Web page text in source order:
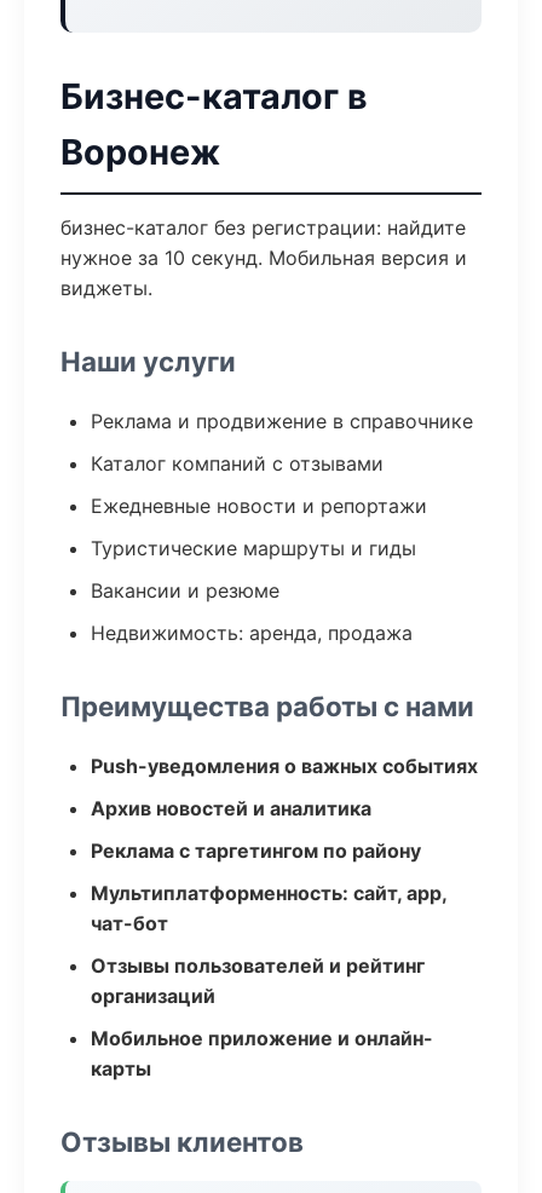
Бизнес-каталог в
Воронеж
бизнес-каталог без регистрации: найдите
нужное за 10 секунд. Мобильная версия и
виджеты.
Наши услуги
Реклама и продвижение в справочнике
Каталог компаний с отзывами
Ежедневные новости и репортажи
Туристические маршруты и гиды
Вакансии и резюме
Недвижимость: аренда, продажа
Преимущества работы с нами
Push-уведомления о важных событиях
Архив новостей и аналитика
Реклама с таргетингом по району
Мультиплатформенность: сайт, app,
чат-бот
Отзывы пользователей и рейтинг
организаций
Мобильное приложение и онлайн-
карты
Отзывы клиентов